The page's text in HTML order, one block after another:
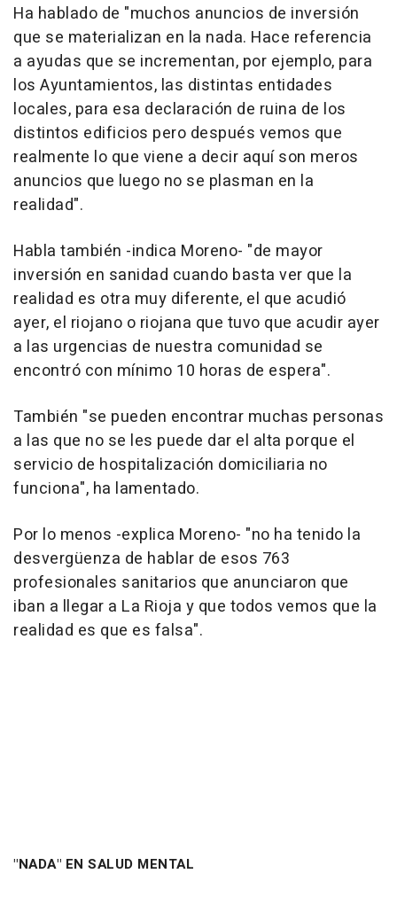
Ha hablado de "muchos anuncios de inversión
que se materializan en la nada. Hace referencia
a ayudas que se incrementan, por ejemplo, para
los Ayuntamientos, las distintas entidades
locales, para esa declaración de ruina de los
distintos edificios pero después vemos que
realmente lo que viene a decir aquí son meros
anuncios que luego no se plasman en la
realidad".
Habla también -indica Moreno- "de mayor
inversión en sanidad cuando basta ver que la
realidad es otra muy diferente, el que acudió
ayer, el riojano o riojana que tuvo que acudir ayer
a las urgencias de nuestra comunidad se
encontró con mínimo 10 horas de espera".
También "se pueden encontrar muchas personas
a las que no se les puede dar el alta porque el
servicio de hospitalización domiciliaria no
funciona", ha lamentado.
Por lo menos -explica Moreno- "no ha tenido la
desvergüenza de hablar de esos 763
profesionales sanitarios que anunciaron que
iban a llegar a La Rioja y que todos vemos que la
realidad es que es falsa".
"NADA" EN SALUD MENTAL